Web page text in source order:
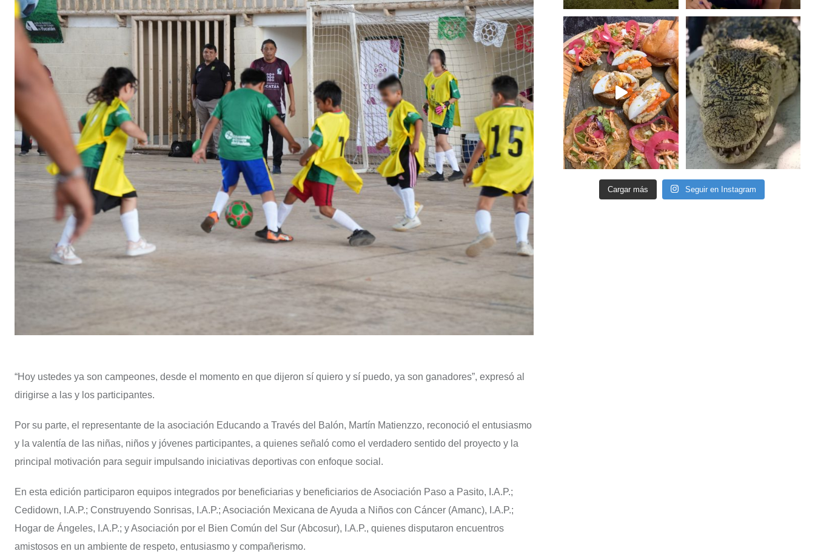
“Hoy ustedes ya son campeones, desde el momento en que dijeron sí quiero y sí puedo, ya son ganadores”, expresó al
dirigirse a las y los participantes.
Por su parte, el representante de la asociación Educando a Través del Balón, Martín Matienzzo, reconoció el entusiasmo
y la valentía de las niñas, niños y jóvenes participantes, a quienes señaló como el verdadero sentido del proyecto y la
principal motivación para seguir impulsando iniciativas deportivas con enfoque social.
En esta edición participaron equipos integrados por beneficiarias y beneficiarios de Asociación Paso a Pasito, I.A.P.;
Cedidown, I.A.P.; Construyendo Sonrisas, I.A.P.; Asociación Mexicana de Ayuda a Niños con Cáncer (Amanc), I.A.P.;
Hogar de Ángeles, I.A.P.; y Asociación por el Bien Común del Sur (Abcosur), I.A.P., quienes disputaron encuentros
amistosos en un ambiente de respeto, entusiasmo y compañerismo.
Cargar más Seguir en Instagram